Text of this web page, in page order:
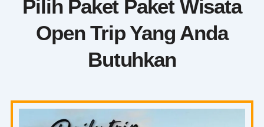
Pilih Paket Paket Wisata
Open Trip Yang Anda
Butuhkan